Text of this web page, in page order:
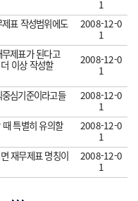
1
표 작성범위에도
2008-12-0
1
제표가 된다고
이상 작성할
2008-12-0
1
심기준이라고들
2008-12-0
1
특별히 유의할
2008-12-0
1
재무제표 명칭이
2008-12-0
1